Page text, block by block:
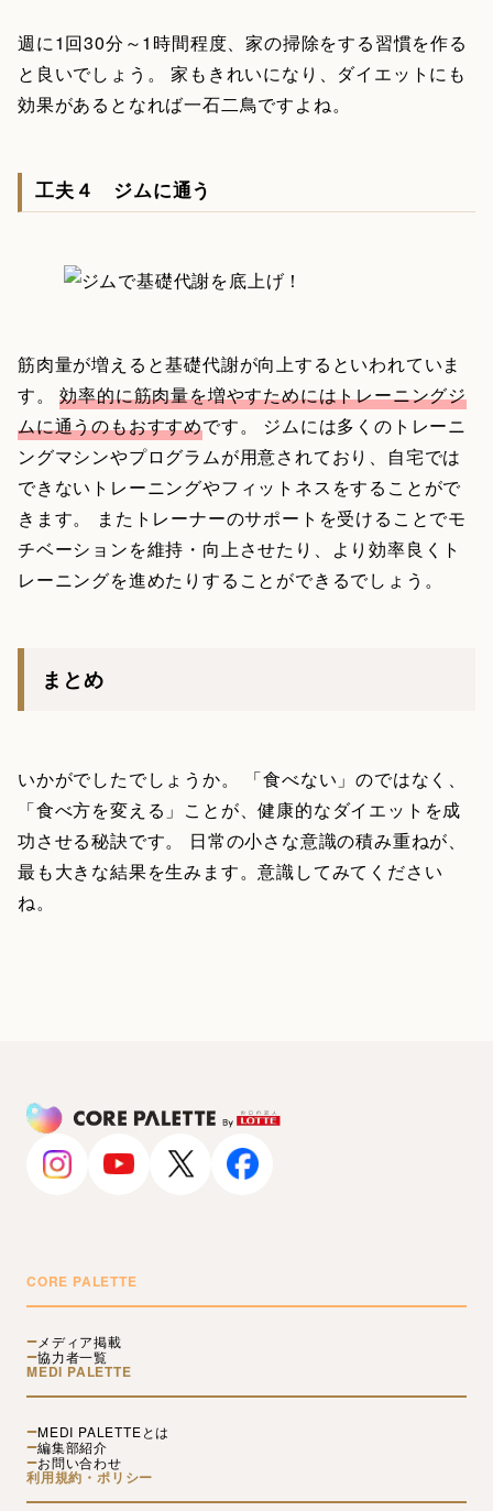
週に1回30分～1時間程度、家の掃除をする習慣を作る
と良いでしょう。 家もきれいになり、ダイエットにも
効果があるとなれば一石二鳥ですよね。
工夫４ ジムに通う
筋肉量が増えると基礎代謝が向上するといわれていま
す。効率的に筋肉量を増やすためにはトレーニングジ
ムに通うのもおすすめです。 ジムには多くのトレーニ
ングマシンやプログラムが用意されており、自宅では
できないトレーニングやフィットネスをすることがで
きます。 またトレーナーのサポートを受けることでモ
チベーションを維持・向上させたり、より効率良くト
レーニングを進めたりすることができるでしょう。
まとめ
いかがでしたでしょうか。 「食べない」のではなく、
「食べ方を変える」ことが、健康的なダイエットを成
功させる秘訣です。 日常の小さな意識の積み重ねが、
最も大きな結果を生みます。意識してみてください
ね。
CORE PALETTE
メディア掲載
協力者一覧
MEDI PALETTE
MEDI PALETTEとは
編集部紹介
お問い合わせ
利用規約・ポリシー